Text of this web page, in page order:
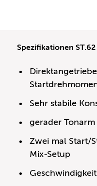
Spezifikationen ST.62
Sehr stabile
gerader Tonarm
Zwei mal Start/
Mix-Setup